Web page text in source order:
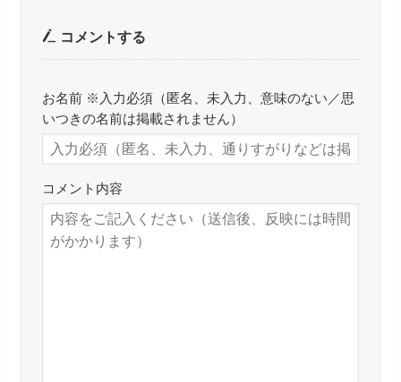
コメントする
お名前 ※入力必須（匿名、未入力、意味のない／思
いつきの名前は掲載されません）
コメント内容